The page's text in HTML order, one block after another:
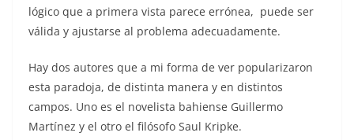
lógico que a primera vista parece errónea, puede ser
válida y ajustarse al problema adecuadamente.
Hay dos autores que a mi forma de ver popularizaron
esta paradoja, de distinta manera y en distintos
campos. Uno es el novelista bahiense Guillermo
Martínez y el otro el filósofo Saul Kripke.